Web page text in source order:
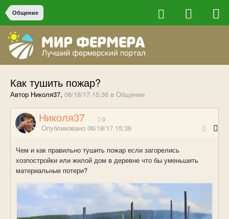
Общение
Как тушить пожар?
Автор Николя37, 06/18/17 15:36 в Общение
Николя37 0
Опубликовано 06/18/17 15:36
Чем и как правильно тушить пожар если загорелись
хозпостройки или жилой дом в деревне что бы уменьшить
материальные потери?